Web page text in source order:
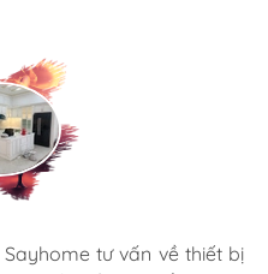
tư vấn về thiết bị